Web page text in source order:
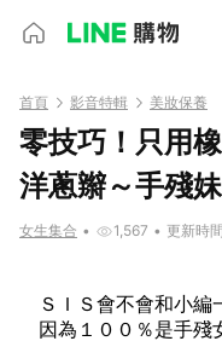
首頁 影音特輯 美妝保養
零技巧！只用
洋蔥辮～手殘
女生集合 • 1,567 • 更新時
ＳＩＳ會不會和小編
因為１００％是手殘